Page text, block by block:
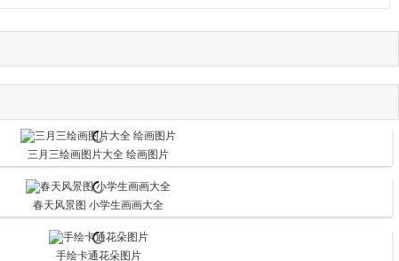
三月三绘画图片大全 绘画图片
春天风景图 小学生画画大全
手绘卡通花朵图片